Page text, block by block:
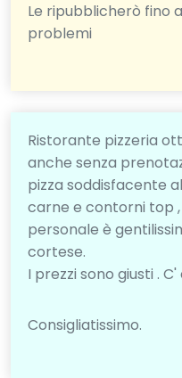
Le ripubblicherò fino
problemi
Ristorante pizzeria
anche senza
pizza soddisfacente
carne e contorni top
personale è
cortese.
I prezzi sono giusti .
Consigliatissimo.